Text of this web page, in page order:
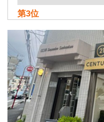
第3位
２０１５年６月築、積水ハウス施工
第4位